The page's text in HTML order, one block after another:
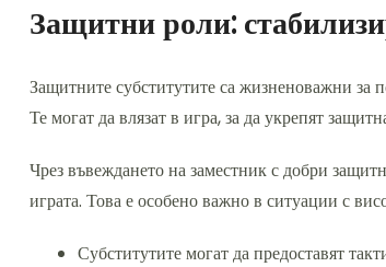
Защитни роли:
Защитните субститутите са жизненоважни за
Те могат да влязат в игра, за да укрепят
Чрез въвеждането на заместник с добри
играта. Това е особено важно в ситуации с
Субститутите могат да предоставят